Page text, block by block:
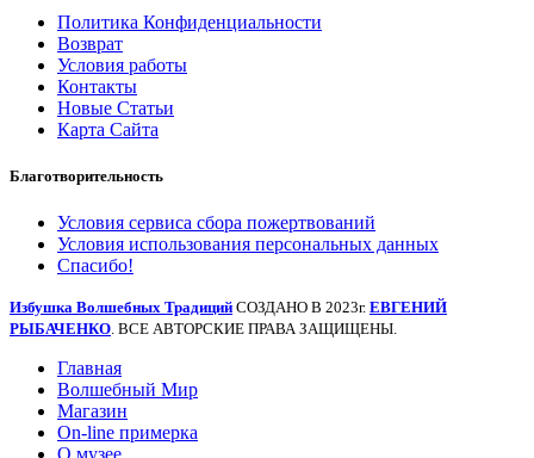
Политика Конфиденциальности
Возврат
Условия работы
Контакты
Новые Статьи
Карта Сайта
Благотворительность
Условия сервиса сбора пожертвований
Условия использования персональных данных
Спасибо!
Избушка Волшебных Традиций СОЗДАНО В 2023г. ЕВГЕНИЙ
РЫБАЧЕНКО. ВСЕ АВТОРСКИЕ ПРАВА ЗАЩИЩЕНЫ.
Главная
Волшебный Мир
Магазин
On-line примерка